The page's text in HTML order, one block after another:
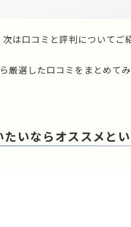
は口コミと評判についてご
厳選した口コミをまとめてみ
いならオススメと